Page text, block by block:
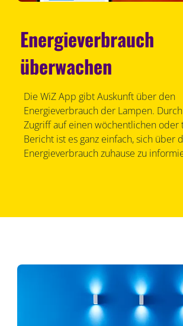
Energieverbrauch
überwachen
Die WiZ App gibt Auskunft über den
Energieverbrauch der Lampen.
Zugriff auf einen wöchentlichen oder
Bericht ist es ganz einfach, sich über
Energieverbrauch zuhause zu